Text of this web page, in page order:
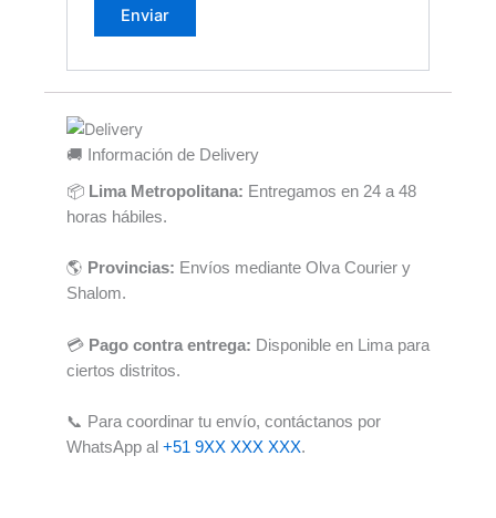
🚚 Información de Delivery
📦 Lima Metropolitana: Entregamos en 24 a 48
horas hábiles.
🌎 Provincias: Envíos mediante Olva Courier y
Shalom.
💳 Pago contra entrega: Disponible en Lima para
ciertos distritos.
📞 Para coordinar tu envío, contáctanos por
WhatsApp al +51 9XX XXX XXX.